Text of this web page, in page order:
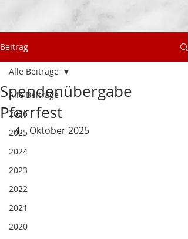
Beitrag
Alle Beiträge
2026
2025
2024
2023
2022
2021
2020
Alle Beiträge
Spendenübergabe
Pfarrfest
Oktober 2025